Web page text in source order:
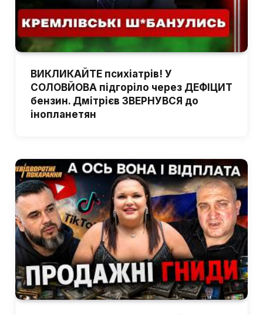
ВИКЛИКАЙТЕ психіатрів! У
СОЛОВЙОВА підгоріло через ДЕФІЦИТ
бензин. Дмітрієв ЗВЕРНУВСЯ до
інопланетян